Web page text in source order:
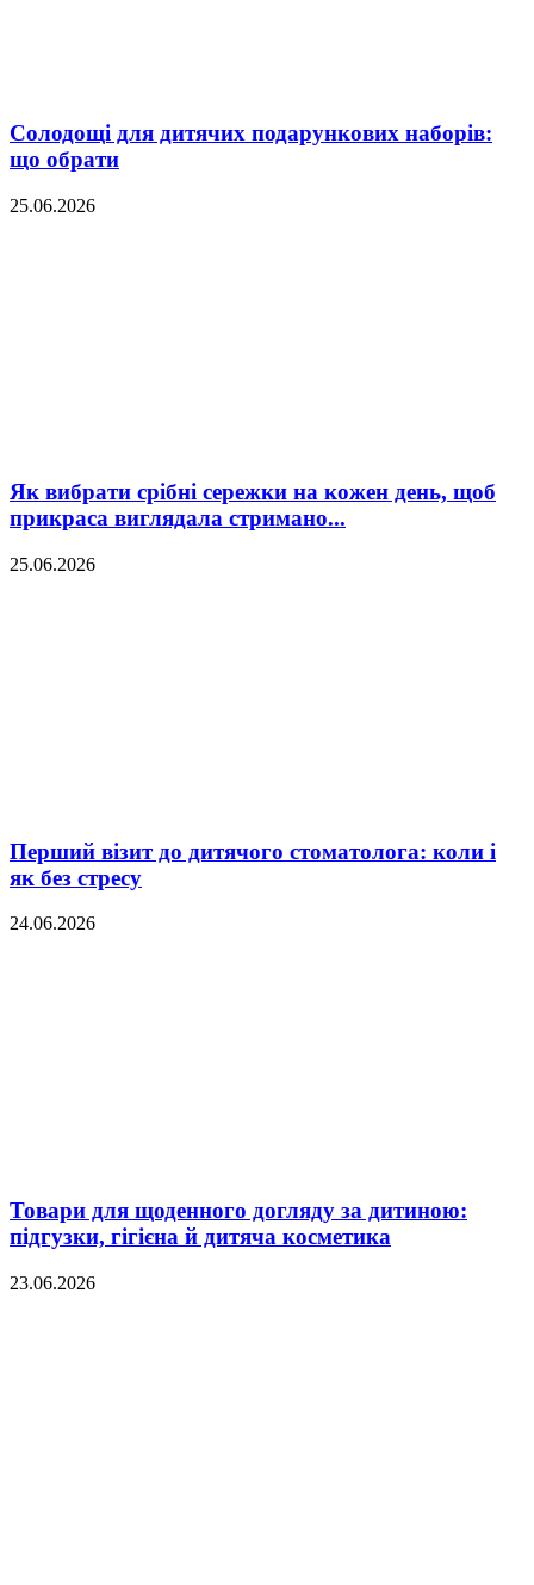
Солодощі для дитячих подарункових наборів:
що обрати
25.06.2026
Як вибрати срібні сережки на кожен день, щоб
прикраса виглядала стримано...
25.06.2026
Перший візит до дитячого стоматолога: коли і
як без стресу
24.06.2026
Товари для щоденного догляду за дитиною:
підгузки, гігієна й дитяча косметика
23.06.2026